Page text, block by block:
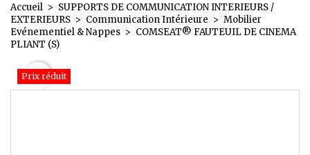
Accueil
SUPPORTS DE COMMUNICATION INTERIEURS /
EXTERIEURS
Communication Intérieure
Mobilier
Evénementiel & Nappes
COMSEAT® FAUTEUIL DE CINEMA
PLIANT (S)
favorite_border
Prix réduit